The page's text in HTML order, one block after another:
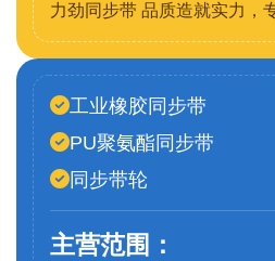
力劲同步带 品质造就实力，
工业橡胶同步带
PU聚氨酯同步带
同步带轮
主营范围：